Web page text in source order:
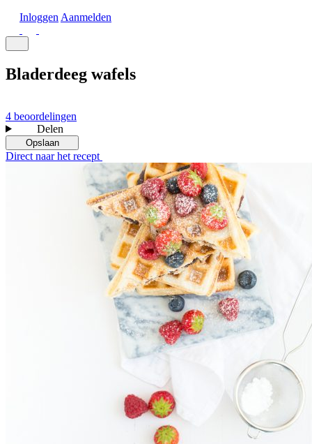
Inloggen Aanmelden
Bladerdeeg wafels
4 beoordelingen
Delen
Opslaan
Direct naar het recept